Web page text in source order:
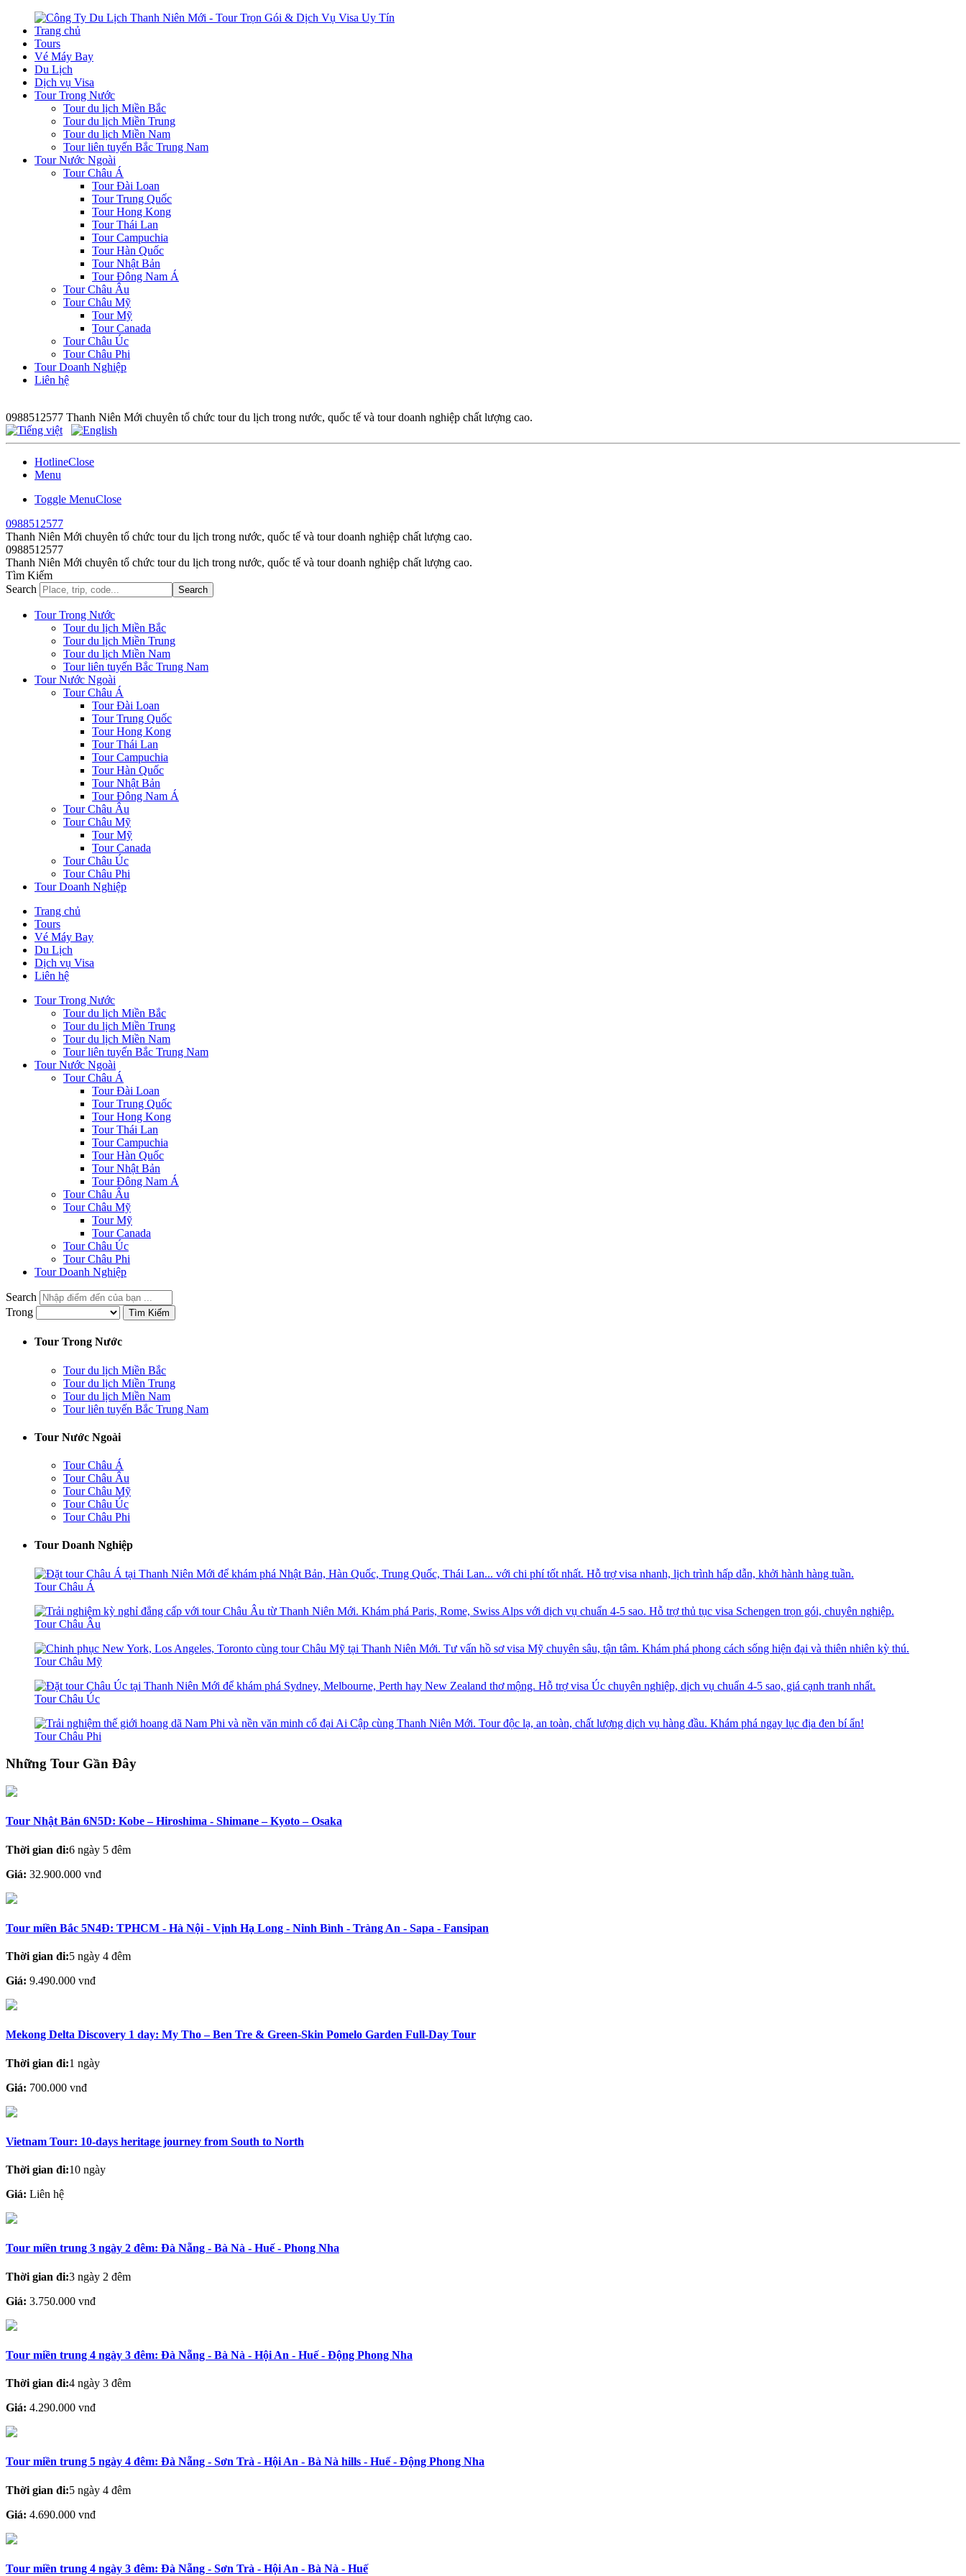
Trang chủ
Tours
Vé Máy Bay
Du Lịch
Dịch vụ Visa
Tour Trong Nước
Tour du lịch Miền Bắc
Tour du lịch Miền Trung
Tour du lịch Miền Nam
Tour liên tuyến Bắc Trung Nam
Tour Nước Ngoài
Tour Châu Á
Tour Đài Loan
Tour Trung Quốc
Tour Hong Kong
Tour Thái Lan
Tour Campuchia
Tour Hàn Quốc
Tour Nhật Bản
Tour Đông Nam Á
Tour Châu Âu
Tour Châu Mỹ
Tour Mỹ
Tour Canada
Tour Châu Úc
Tour Châu Phi
Tour Doanh Nghiệp
Liên hệ
0988512577 Thanh Niên Mới chuyên tổ chức tour du lịch trong nước, quốc tế và tour doanh nghiệp chất lượng cao.
HotlineClose
Menu
Toggle MenuClose
0988512577
Thanh Niên Mới chuyên tổ chức tour du lịch trong nước, quốc tế và tour doanh nghiệp chất lượng cao.
0988512577
Thanh Niên Mới chuyên tổ chức tour du lịch trong nước, quốc tế và tour doanh nghiệp chất lượng cao.
Tìm Kiếm
Search
Search
Tour Trong Nước
Tour du lịch Miền Bắc
Tour du lịch Miền Trung
Tour du lịch Miền Nam
Tour liên tuyến Bắc Trung Nam
Tour Nước Ngoài
Tour Châu Á
Tour Đài Loan
Tour Trung Quốc
Tour Hong Kong
Tour Thái Lan
Tour Campuchia
Tour Hàn Quốc
Tour Nhật Bản
Tour Đông Nam Á
Tour Châu Âu
Tour Châu Mỹ
Tour Mỹ
Tour Canada
Tour Châu Úc
Tour Châu Phi
Tour Doanh Nghiệp
Trang chủ
Tours
Vé Máy Bay
Du Lịch
Dịch vụ Visa
Liên hệ
Tour Trong Nước
Tour du lịch Miền Bắc
Tour du lịch Miền Trung
Tour du lịch Miền Nam
Tour liên tuyến Bắc Trung Nam
Tour Nước Ngoài
Tour Châu Á
Tour Đài Loan
Tour Trung Quốc
Tour Hong Kong
Tour Thái Lan
Tour Campuchia
Tour Hàn Quốc
Tour Nhật Bản
Tour Đông Nam Á
Tour Châu Âu
Tour Châu Mỹ
Tour Mỹ
Tour Canada
Tour Châu Úc
Tour Châu Phi
Tour Doanh Nghiệp
Search
Trong
Tìm Kiếm
Tour Trong Nước
Tour du lịch Miền Bắc
Tour du lịch Miền Trung
Tour du lịch Miền Nam
Tour liên tuyến Bắc Trung Nam
Tour Nước Ngoài
Tour Châu Á
Tour Châu Âu
Tour Châu Mỹ
Tour Châu Úc
Tour Châu Phi
Tour Doanh Nghiệp
Tour Châu Á
Tour Châu Âu
Tour Châu Mỹ
Tour Châu Úc
Tour Châu Phi
Những Tour Gần Đây
Tour Nhật Bản 6N5D: Kobe – Hiroshima - Shimane – Kyoto – Osaka
Thời gian đi:6 ngày 5 đêm
Giá: 32.900.000 vnđ
Tour miền Bắc 5N4Đ: TPHCM - Hà Nội - Vịnh Hạ Long - Ninh Bình - Tràng An - Sapa - Fansipan
Thời gian đi:5 ngày 4 đêm
Giá: 9.490.000 vnđ
Mekong Delta Discovery 1 day: My Tho – Ben Tre & Green-Skin Pomelo Garden Full-Day Tour
Thời gian đi:1 ngày
Giá: 700.000 vnđ
Vietnam Tour: 10-days heritage journey from South to North
Thời gian đi:10 ngày
Giá: Liên hệ
Tour miền trung 3 ngày 2 đêm: Đà Nẵng - Bà Nà - Huế - Phong Nha
Thời gian đi:3 ngày 2 đêm
Giá: 3.750.000 vnđ
Tour miền trung 4 ngày 3 đêm: Đà Nẵng - Bà Nà - Hội An - Huế - Động Phong Nha
Thời gian đi:4 ngày 3 đêm
Giá: 4.290.000 vnđ
Tour miền trung 5 ngày 4 đêm: Đà Nẵng - Sơn Trà - Hội An - Bà Nà hills - Huế - Động Phong Nha
Thời gian đi:5 ngày 4 đêm
Giá: 4.690.000 vnđ
Tour miền trung 4 ngày 3 đêm: Đà Nẵng - Sơn Trà - Hội An - Bà Nà - Huế